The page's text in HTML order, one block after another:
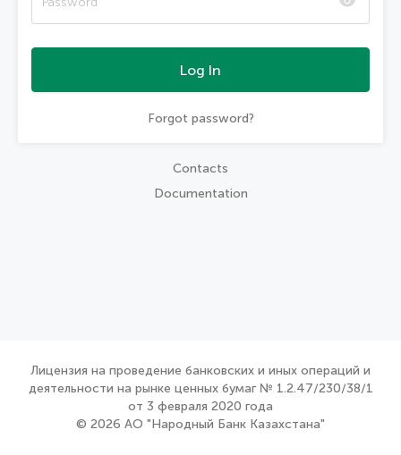
Log In
Forgot password?
Contacts
Documentation
Лицензия на проведение банковских и иных операций и
деятельности на рынке ценных бумаг № 1.2.47/230/38/1
от 3 февраля 2020 года
© 2026 АО "Народный Банк Казахстана"